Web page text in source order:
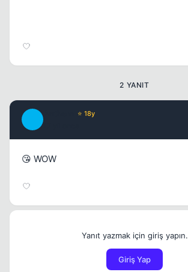
2 YANIT
⭐ 18y
😘 WOW
Yanıt yazmak için giriş yapın.
Giriş Yap